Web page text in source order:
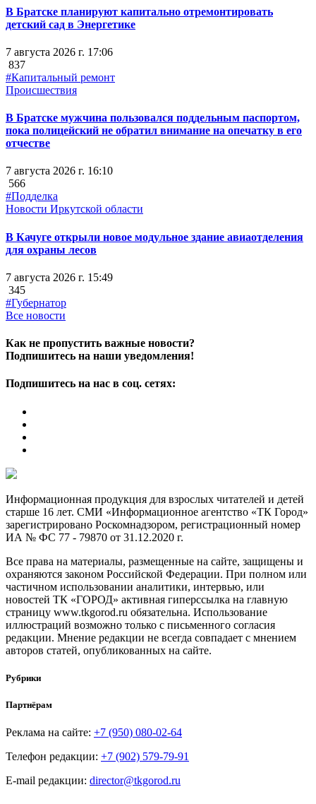
В Братске планируют капитально отремонтировать
детский сад в Энергетике
7 августа 2026 г. 17:06
837
#Капитальный ремонт
Происшествия
В Братске мужчина пользовался поддельным паспортом,
пока полицейский не обратил внимание на опечатку в его
отчестве
7 августа 2026 г. 16:10
566
#Подделка
Новости Иркутской области
В Качуге открыли новое модульное здание авиаотделения
для охраны лесов
7 августа 2026 г. 15:49
345
#Губернатор
Все новости
Как не пропустить важные новости?
Подпишитесь на наши уведомления!
Подпишитесь на нас в соц. сетях:
Информационная продукция для взрослых читателей и детей
старше 16 лет. СМИ «Информационное агентство «ТК Город»
зарегистрировано Роскомнадзором, регистрационный номер
ИА № ФС 77 - 79870 от 31.12.2020 г.
Все права на материалы, размещенные на сайте, защищены и
охраняются законом Российской Федерации. При полном или
частичном использовании аналитики, интервью, или
новостей ТК «ГОРОД» активная гиперссылка на главную
страницу www.tkgorod.ru обязательна. Использование
иллюстраций возможно только с письменного согласия
редакции. Мнение редакции не всегда совпадает с мнением
авторов статей, опубликованных на сайте.
Рубрики
Партнёрам
Реклама на сайте: +7 (950) 080-02-64
Телефон редакции: +7 (902) 579-79-91
E-mail редакции: director@tkgorod.ru